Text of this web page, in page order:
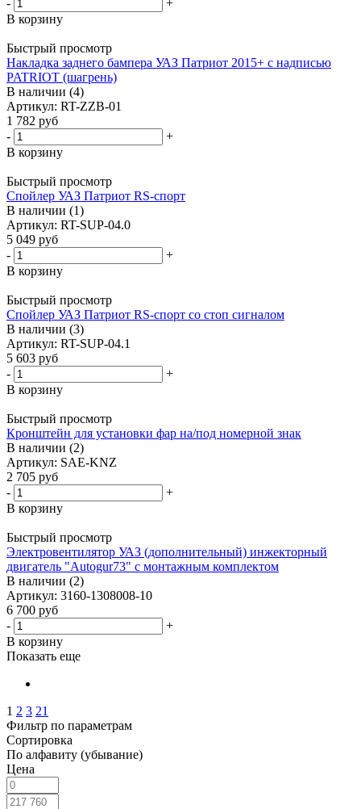
В корзину
Быстрый просмотр
Накладка заднего бампера УАЗ Патриот 2015+ с надписью
PATRIOT (шагрень)
В наличии (4)
Артикул: RT-ZZB-01
1 782 руб
-
+
В корзину
Быстрый просмотр
Спойлер УАЗ Патриот RS-спорт
В наличии (1)
Артикул: RT-SUP-04.0
5 049 руб
-
+
В корзину
Быстрый просмотр
Спойлер УАЗ Патриот RS-спорт со стоп сигналом
В наличии (3)
Артикул: RT-SUP-04.1
5 603 руб
-
+
В корзину
Быстрый просмотр
Кронштейн для установки фар на/под номерной знак
В наличии (2)
Артикул: SAE-KNZ
2 705 руб
-
+
В корзину
Быстрый просмотр
Электровентилятор УАЗ (дополнительный) инжекторный
двигатель "Autogur73" с монтажным комплектом
В наличии (2)
Артикул: 3160-1308008-10
6 700 руб
-
+
В корзину
Показать еще
1 2 3 21
Фильтр по параметрам
Сортировка
По алфавиту (убывание)
Цена